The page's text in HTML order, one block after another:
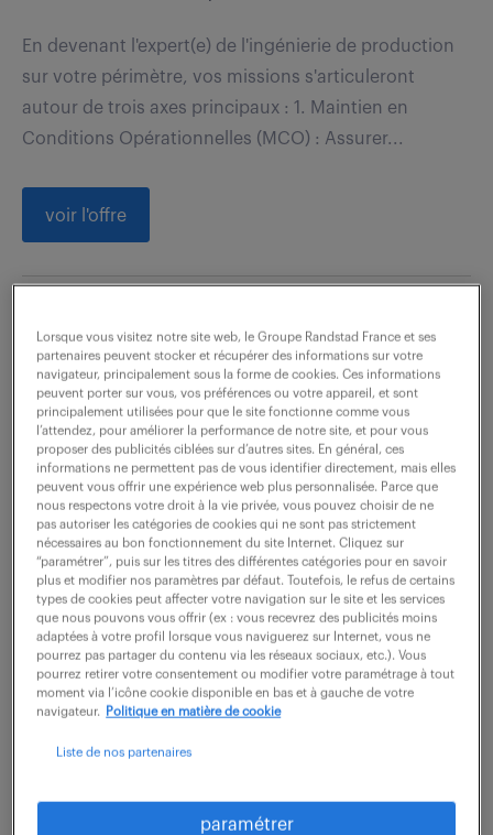
En devenant l'expert(e) de l'ingénierie de production
sur votre périmètre, vos missions s'articuleront
autour de trois axes principaux : 1. Maintien en
Conditions Opérationnelles (MCO) : Assurer...
voir l'offre
consultant financier (f/h
7 août 2026
Aix En Provence (13) intérim
18 mois
45 000 - 50 000 € / an
Vous ne cherchez pas un poste de comptable
classique, et cela tombe bien : nous ne cherchons
pas un profil standard. Nous recherchons un «
architecte de la règle ». Votre mission sera de
traduire...
voir l'offre
technicien support n2 (f/h)
Lorsque vous visitez notre site web, le Groupe Randstad France et ses
partenaires peuvent stocker et récupérer des informations sur votre
navigateur, principalement sous la forme de cookies. Ces informations
peuvent porter sur vous, vos préférences ou votre appareil, et sont
principalement utilisées pour que le site fonctionne comme vous
l’attendez, pour améliorer la performance de notre site, et pour vous
proposer des publicités ciblées sur d’autres sites. En général, ces
informations ne permettent pas de vous identifier directement, mais elles
peuvent vous offrir une expérience web plus personnalisée. Parce que
nous respectons votre droit à la vie privée, vous pouvez choisir de ne
pas autoriser les catégories de cookies qui ne sont pas strictement
nécessaires au bon fonctionnement du site Internet. Cliquez sur
“paramétrer”, puis sur les titres des différentes catégories pour en savoir
plus et modifier nos paramètres par défaut. Toutefois, le refus de certains
types de cookies peut affecter votre navigation sur le site et les services
que nous pouvons vous offrir (ex : vous recevrez des publicités moins
adaptées à votre profil lorsque vous naviguerez sur Internet, vous ne
pourrez pas partager du contenu via les réseaux sociaux, etc.). Vous
pourrez retirer votre consentement ou modifier votre paramétrage à tout
moment via l’icône cookie disponible en bas et à gauche de votre
navigateur.
Politique en matière de cookie
Liste de nos partenaires
paramétrer